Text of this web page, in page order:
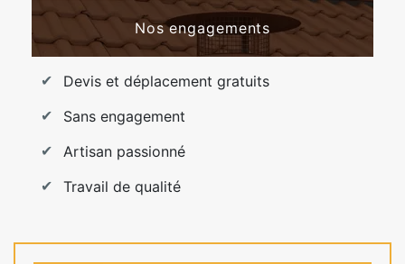
Nos engagements
Devis et déplacement gratuits
Sans engagement
Artisan passionné
Travail de qualité